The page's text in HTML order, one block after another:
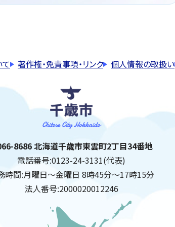
著作権・免責事項・リンク 個人情報の取扱い
千歳市
:
8686 北海道千歳市東雲町2丁目34番地
電話番号:0123-24-3131(代表)
時間:月曜日～金曜日 8時45分～17時15分
法人番号:2000020012246